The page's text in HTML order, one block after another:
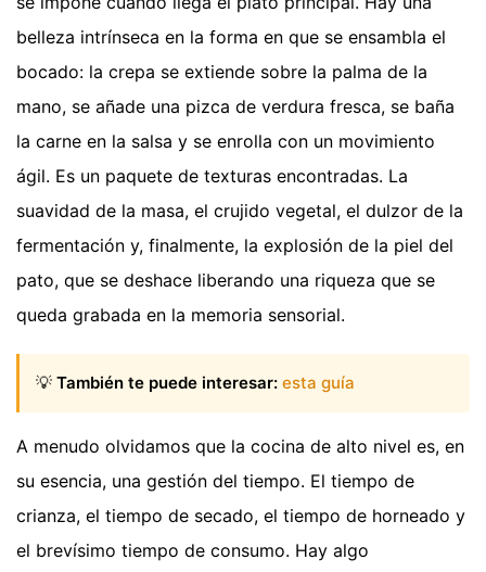
belleza intrínseca en la forma en que se ensambla el
bocado: la crepa se extiende sobre la palma de la
mano, se añade una pizca de verdura fresca, se baña
la carne en la salsa y se enrolla con un movimiento
ágil. Es un paquete de texturas encontradas. La
suavidad de la masa, el crujido vegetal, el dulzor de la
fermentación y, finalmente, la explosión de la piel del
pato, que se deshace liberando una riqueza que se
queda grabada en la memoria sensorial.
💡 También te puede interesar: esta guía
A menudo olvidamos que la cocina de alto nivel es, en
su esencia, una gestión del tiempo. El tiempo de
crianza, el tiempo de secado, el tiempo de horneado y
el brevísimo tiempo de consumo. Hay algo